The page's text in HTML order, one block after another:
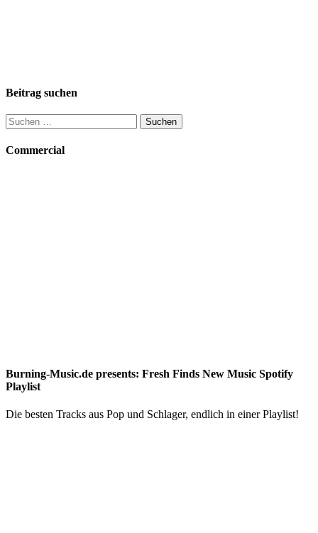
Beitrag suchen
Suchen
nach:
Commercial
Burning-Music.de presents: Fresh Finds New Music Spotify
Playlist
Die besten Tracks aus Pop und Schlager, endlich in einer Playlist!